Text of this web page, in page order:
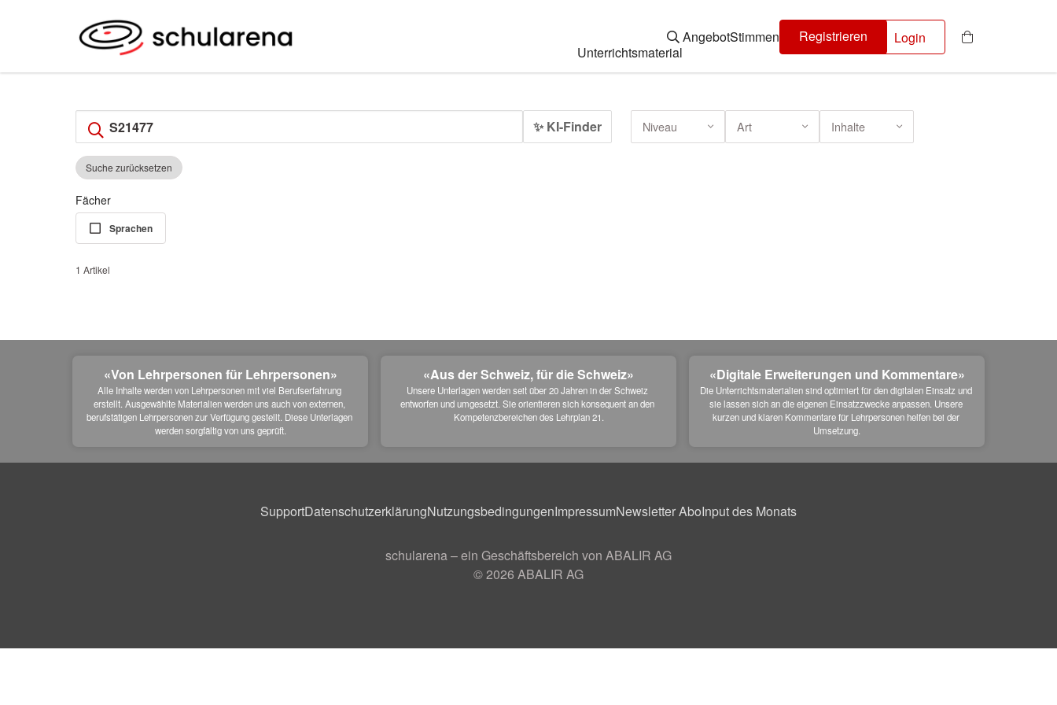
Unterrichtsmaterial
AngebotStimmen Registrieren Login
✨ KI-Finder Niveau Art Inhalte
Suche zurücksetzen
Fächer
Sprachen
1 Artikel
«Von Lehrpersonen für Lehrpersonen»
Alle Inhalte werden von Lehrpersonen mit viel Berufserfahrung
erstellt. Ausgewählte Materialien werden uns auch von externen,
berufstätigen Lehrpersonen zur Verfügung gestellt. Diese Unterlagen
werden sorgfältig von uns geprüft.
«Aus der Schweiz, für die Schweiz»
Unsere Unterlagen werden seit über 20 Jahren in der Schweiz
entworfen und umgesetzt. Sie orientieren sich konsequent an den
Kompetenzbereichen des Lehrplan 21.
«Digitale Erweiterungen und Kommentare»
Die Unterrichtsmaterialien sind optimiert für den digitalen Einsatz und
sie lassen sich an die eigenen Einsatzzwecke anpassen. Unsere
kurzen und klaren Kommentare für Lehrpersonen helfen bei der
Umsetzung.
SupportDatenschutzerklärungNutzungsbedingungenImpressumNewsletter AboInput des Monats
schularena – ein Geschäftsbereich von ABALIR AG
© 2026 ABALIR AG